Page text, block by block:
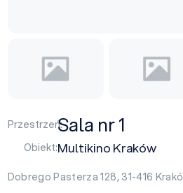
Przestrzeń:Sala nr 1
Obiekt:Multikino Kraków
Dobrego Pasterza 128, 31-416